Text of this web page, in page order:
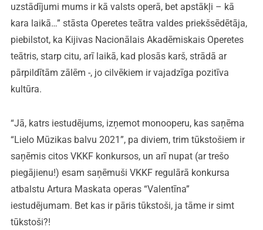
uzstādījumi mums ir kā valsts operā, bet apstākļi – kā
kara laikā…” stāsta Operetes teātra valdes priekšsēdētāja,
piebilstot, ka Kijivas Nacionālais Akadēmiskais Operetes
teātris, starp citu, arī laikā, kad plosās karš, strādā ar
pārpildītām zālēm -, jo cilvēkiem ir vajadzīga pozitīva
kultūra.
“Jā, katrs iestudējums, izņemot monooperu, kas saņēma
“Lielo Mūzikas balvu 2021”, pa diviem, trim tūkstošiem ir
saņēmis citos VKKF konkursos, un arī nupat (ar trešo
piegājienu!) esam saņēmuši VKKF regulārā konkursa
atbalstu Artura Maskata operas “Valentīna”
iestudējumam. Bet kas ir pāris tūkstoši, ja tāme ir simt
tūkstoši?!